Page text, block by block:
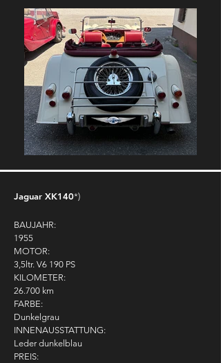
Jaguar XK140*)
BAUJAHR:
1955
MOTOR:
3,5ltr. V6 190 PS
KILOMETER:
26.700 km
FARBE:
Dunkelgrau
INNENAUSSTATTUNG:
Leder dunkelblau
PREIS: